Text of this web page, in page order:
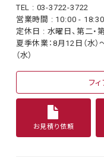
TEL : 03-3722-3722
営業時間 : 10:00 - 18:30
定休日 : 水曜日、第二・
夏季休業：8月12日（水）
（水）
フ
お見積り依頼